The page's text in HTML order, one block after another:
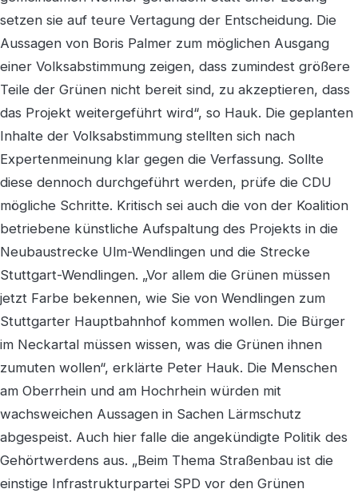
setzen sie auf teure Vertagung der Entscheidung. Die
Aussagen von Boris Palmer zum möglichen Ausgang
einer Volksabstimmung zeigen, dass zumindest größere
Teile der Grünen nicht bereit sind, zu akzeptieren, dass
das Projekt weitergeführt wird“, so Hauk. Die geplanten
Inhalte der Volksabstimmung stellten sich nach
Expertenmeinung klar gegen die Verfassung. Sollte
diese dennoch durchgeführt werden, prüfe die CDU
mögliche Schritte. Kritisch sei auch die von der Koalition
betriebene künstliche Aufspaltung des Projekts in die
Neubaustrecke Ulm-Wendlingen und die Strecke
Stuttgart-Wendlingen. „Vor allem die Grünen müssen
jetzt Farbe bekennen, wie Sie von Wendlingen zum
Stuttgarter Hauptbahnhof kommen wollen. Die Bürger
im Neckartal müssen wissen, was die Grünen ihnen
zumuten wollen“, erklärte Peter Hauk. Die Menschen
am Oberrhein und am Hochrhein würden mit
wachsweichen Aussagen in Sachen Lärmschutz
abgespeist. Auch hier falle die angekündigte Politik des
Gehörtwerdens aus. „Beim Thema Straßenbau ist die
einstige Infrastrukturpartei SPD vor den Grünen